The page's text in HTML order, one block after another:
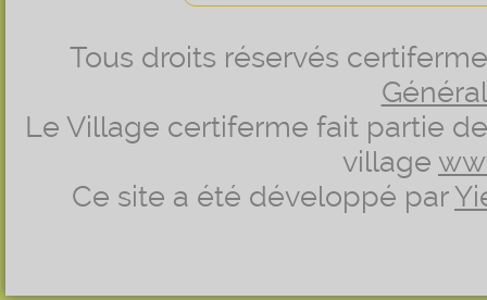
Tous droits réservés
Le Village certiferme fait partie
village
Ce site a été développé par